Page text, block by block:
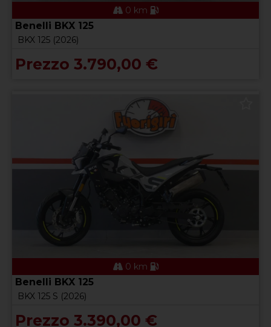
0 km
Benelli BKX 125
BKX 125 (2026)
Prezzo 3.790,00 €
0 km
Benelli BKX 125
BKX 125 S (2026)
Prezzo 3.390,00 €